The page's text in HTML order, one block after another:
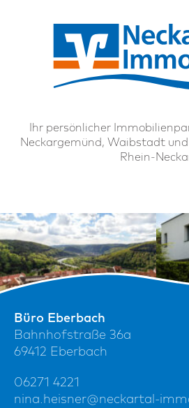
Ihr persönlicher
Neckargemünd, Waibstadt
Rhein-
Büro Eberbach
Bahnhofstraße 36a
69412 Eberbach
06271 4221
nina.heisner@neckartal-